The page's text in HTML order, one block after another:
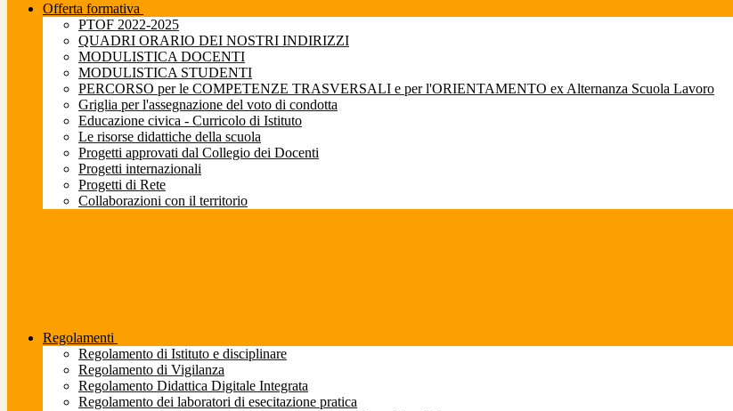
Offerta formativa
PTOF 2022-2025
QUADRI ORARIO DEI NOSTRI INDIRIZZI
MODULISTICA DOCENTI
MODULISTICA STUDENTI
PERCORSO per le COMPETENZE TRASVERSALI e per l'ORIENTAMENTO ex Alternanza Scuola Lavoro
Griglia per l'assegnazione del voto di condotta
Educazione civica - Curricolo di Istituto
Le risorse didattiche della scuola
Progetti approvati dal Collegio dei Docenti
Progetti internazionali
Progetti di Rete
Collaborazioni con il territorio
Regolamenti
Regolamento di Istituto e disciplinare
Regolamento di Vigilanza
Regolamento Didattica Digitale Integrata
Regolamento dei laboratori di esecitazione pratica